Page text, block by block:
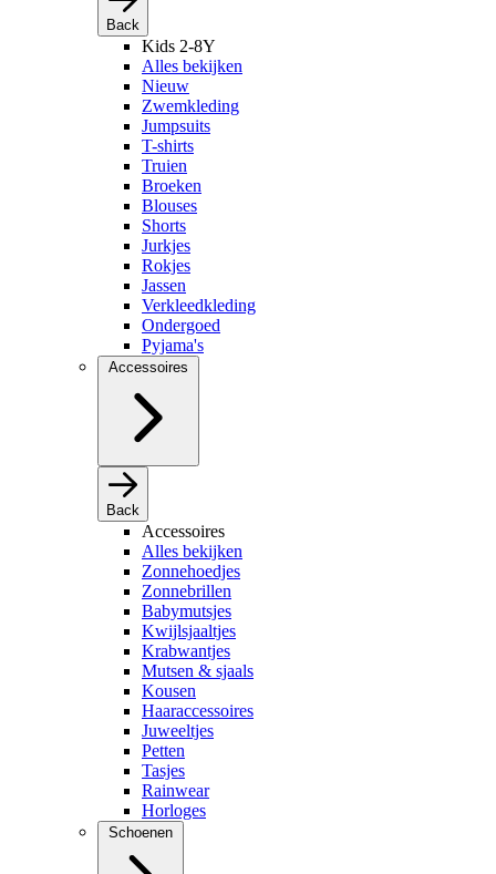
Back
Kids 2-8Y
Alles bekijken
Nieuw
Zwemkleding
Jumpsuits
T-shirts
Truien
Broeken
Blouses
Shorts
Jurkjes
Rokjes
Jassen
Verkleedkleding
Ondergoed
Pyjama's
Accessoires
Back
Accessoires
Alles bekijken
Zonnehoedjes
Zonnebrillen
Babymutsjes
Kwijlsjaaltjes
Krabwantjes
Mutsen & sjaals
Kousen
Haaraccessoires
Juweeltjes
Petten
Tasjes
Rainwear
Horloges
Schoenen